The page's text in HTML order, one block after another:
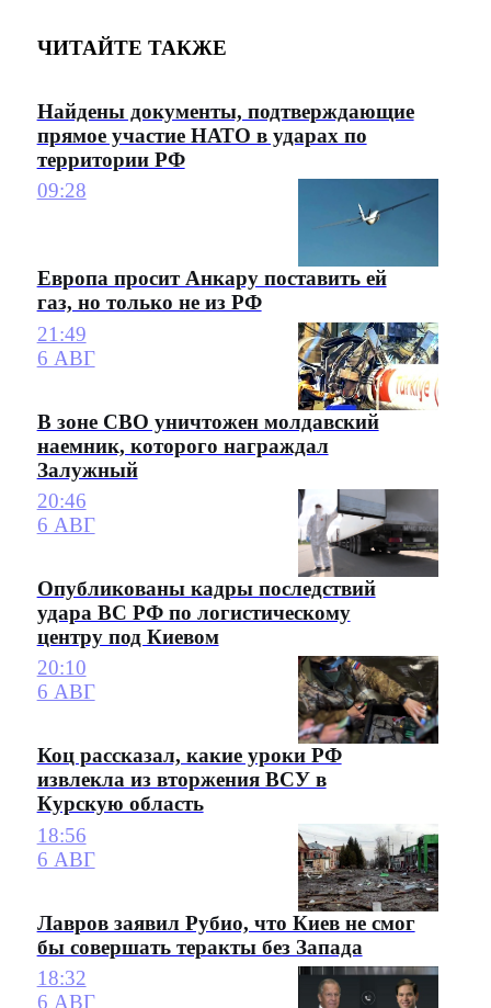
ЧИТАЙТЕ ТАКЖЕ
Найдены документы, подтверждающие
прямое участие НАТО в ударах по
территории РФ
09:28
Европа просит Анкару поставить ей
газ, но только не из РФ
21:49
6 АВГ
В зоне СВО уничтожен молдавский
наемник, которого награждал
Залужный
20:46
6 АВГ
Опубликованы кадры последствий
удара ВС РФ по логистическому
центру под Киевом
20:10
6 АВГ
Коц рассказал, какие уроки РФ
извлекла из вторжения ВСУ в
Курскую область
18:56
6 АВГ
Лавров заявил Рубио, что Киев не смог
бы совершать теракты без Запада
18:32
6 АВГ